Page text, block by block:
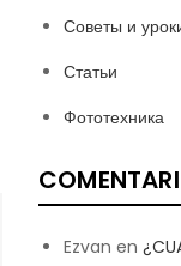
Советы и
Статьи
Фототехника
Ezvan en